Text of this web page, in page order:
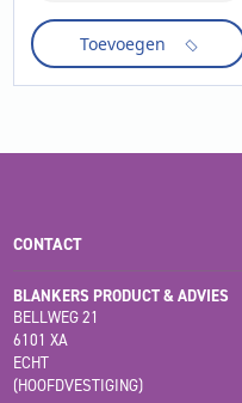
DN
lengte
4
bajonet
Toevoegen
CONTACT
BLANKERS PRODUCT & ADVIES
BELLWEG 21
6101 XA
ECHT
(HOOFDVESTIGING)